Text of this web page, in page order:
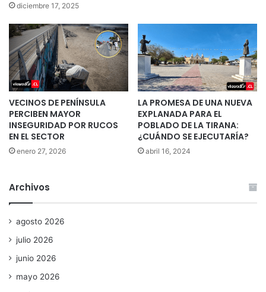
diciembre 17, 2025
VECINOS DE PENÍNSULA
PERCIBEN MAYOR
INSEGURIDAD POR RUCOS
EN EL SECTOR
enero 27, 2026
LA PROMESA DE UNA NUEVA
EXPLANADA PARA EL
POBLADO DE LA TIRANA:
¿CUÁNDO SE EJECUTARÍA?
abril 16, 2024
Archivos
agosto 2026
julio 2026
junio 2026
mayo 2026